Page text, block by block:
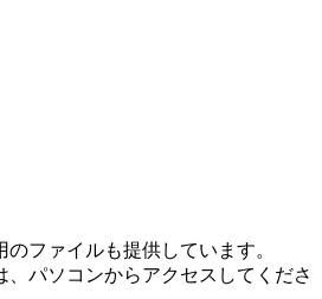
ファイルも提供しています。
、パソコンからアクセスしてくださ